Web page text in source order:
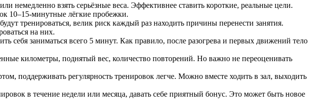
взять серьёзные веса. Эффективнее ставить короткие, реальные цели.
10–15-минутные лёгкие пробежки.
тренироваться, велик риск каждый раз находить причины перенести занятия.
на них.
себя заниматься всего 5 минут. Как правило, после разогрева и первых движений тело
километры, поднятый вес, количество повторений. Но важно не переоценивать
поддерживать регулярность тренировок легче. Можно вместе ходить в зал, выходить
в течение недели или месяца, давать себе приятный бонус. Это может быть новое